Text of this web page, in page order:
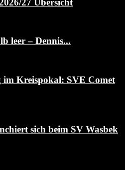
27 Übersicht
leer – Dennis...
im Kreispokal: SVE Comet
sich beim SV Wasbek